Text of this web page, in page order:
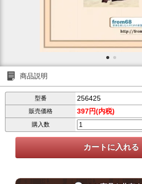
商品説明
型番 256425
販売価格 397円(内税)
購入数